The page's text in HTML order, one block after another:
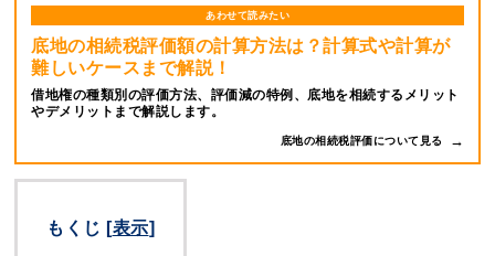
あわせて読みたい
底地の相続税評価額の計算方法は？計算式や計算が
難しいケースまで解説！
借地権の種類別の評価方法、評価減の特例、底地を相続するメリット
やデメリットまで解説します。
底地の相続税評価について見る
もくじ [表示]